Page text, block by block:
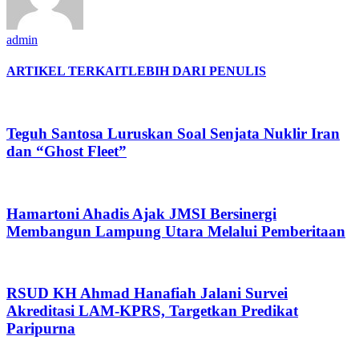
admin
ARTIKEL TERKAITLEBIH DARI PENULIS
Teguh Santosa Luruskan Soal Senjata Nuklir Iran
dan “Ghost Fleet”
Hamartoni Ahadis Ajak JMSI Bersinergi
Membangun Lampung Utara Melalui Pemberitaan
RSUD KH Ahmad Hanafiah Jalani Survei
Akreditasi LAM-KPRS, Targetkan Predikat
Paripurna